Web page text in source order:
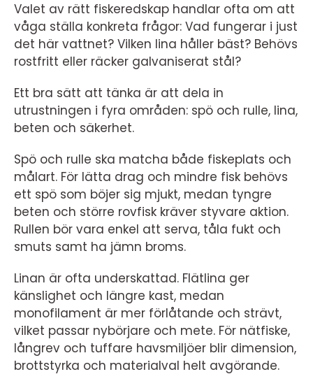
Valet av rätt fiskeredskap handlar ofta om att
våga ställa konkreta frågor: Vad fungerar i just
det här vattnet? Vilken lina håller bäst? Behövs
rostfritt eller räcker galvaniserat stål?
Ett bra sätt att tänka är att dela in
utrustningen i fyra områden: spö och rulle, lina,
beten och säkerhet.
Spö och rulle ska matcha både fiskeplats och
målart. För lätta drag och mindre fisk behövs
ett spö som böjer sig mjukt, medan tyngre
beten och större rovfisk kräver styvare aktion.
Rullen bör vara enkel att serva, tåla fukt och
smuts samt ha jämn broms.
Linan är ofta underskattad. Flätlina ger
känslighet och längre kast, medan
monofilament är mer förlåtande och strävt,
vilket passar nybörjare och mete. För nätfiske,
långrev och tuffare havsmiljöer blir dimension,
brottstyrka och materialval helt avgörande.